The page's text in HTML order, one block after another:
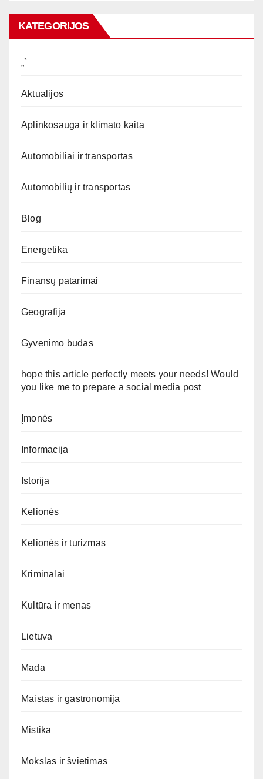
KATEGORIJOS
„`
Aktualijos
Aplinkosauga ir klimato kaita
Automobiliai ir transportas
Automobilių ir transportas
Blog
Energetika
Finansų patarimai
Geografija
Gyvenimo būdas
hope this article perfectly meets your needs! Would
you like me to prepare a social media post
Įmonės
Informacija
Istorija
Kelionės
Kelionės ir turizmas
Kriminalai
Kultūra ir menas
Lietuva
Mada
Maistas ir gastronomija
Mistika
Mokslas ir švietimas